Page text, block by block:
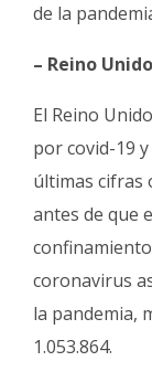
de la
– Reino Unido
El Reino
por covid-19
últimas cifras
antes de que
coronavirus
la pandemia,
1.053.864.